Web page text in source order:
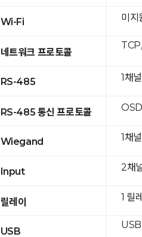
Wi-Fi
네트워크 프로토콜
RS-485
RS-485 통신 프로토콜
Wiegand
Input
릴레이
USB
미지
1채
1채
2채
1 릴